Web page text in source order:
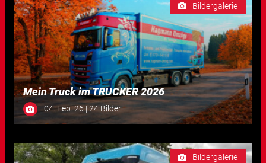
Bildergalerie
Mein Truck im TRUCKER 2026
04. Feb. 26 | 24 Bilder
Bildergalerie